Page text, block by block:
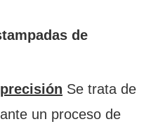
de
Se trata de
un proceso de